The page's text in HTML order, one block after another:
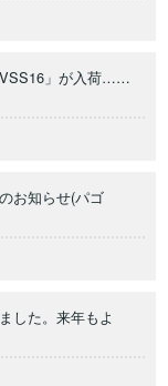
VSS16」が入荷……
お知らせ(パゴ
した。来年もよ